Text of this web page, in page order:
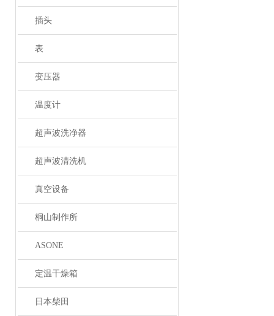
插头
表
变压器
温度计
超声波洗净器
超声波清洗机
真空设备
桐山制作所
ASONE
定温干燥箱
日本柴田